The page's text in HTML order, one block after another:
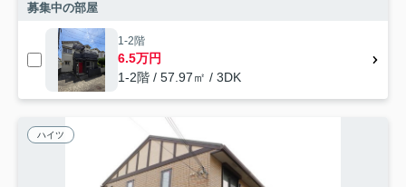
募集中の部屋
1-2階
6.5万円
1-2階 / 57.97㎡ / 3DK
ハイツ